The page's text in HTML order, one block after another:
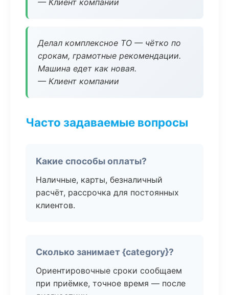
— Клиент компании
Делал комплексное ТО — чётко по
срокам, грамотные рекомендации.
Машина едет как новая.
— Клиент компании
Часто задаваемые вопросы
Какие способы оплаты?
Наличные, карты, безналичный
расчёт, рассрочка для постоянных
клиентов.
Сколько занимает {category}?
Ориентировочные сроки сообщаем
при приёмке, точное время — после